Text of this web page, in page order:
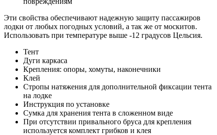
Эти свойства обеспечивают надежную защиту пассажиров
лодки от любых погодных условий, а так же от москитов.
Использовать при температуре выше -12 градусов Цельсия.
Тент
Дуги каркаса
Крепления: опоры, хомуты, наконечники
Клей
Стропы натяжения для дополнительной фиксации тента
на лодке
Инструкция по установке
Сумка для хранения тента в сложенном виде
При отсутствии привального бруса для крепления
используется комплект грибков и клея